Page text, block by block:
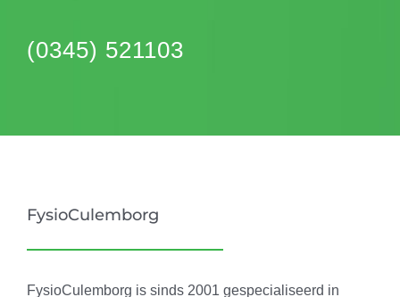
(0345) 521103
FysioCulemborg
FysioCulemborg is sinds 2001 gespecialiseerd in